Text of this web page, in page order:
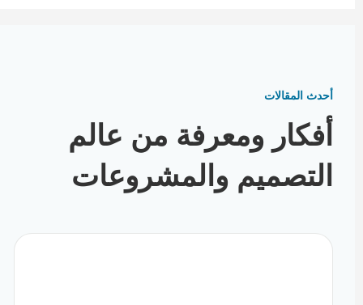
أحدث المقالات
أفكار ومعرفة من عالم
التصميم والمشروعات